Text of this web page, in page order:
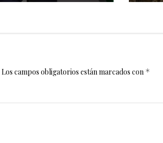
Los campos obligatorios están marcados con *